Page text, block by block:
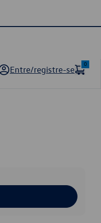
Entre/registre-se
0